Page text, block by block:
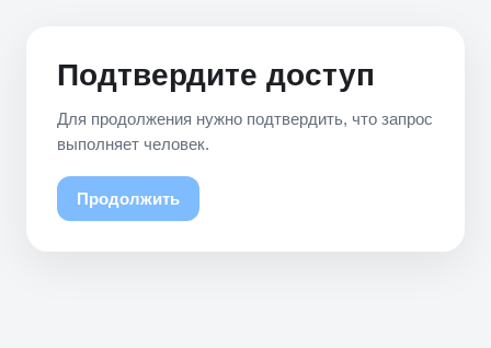
Подтвердите доступ
Для продолжения нужно подтвердить, что запрос
выполняет человек.
Продолжить